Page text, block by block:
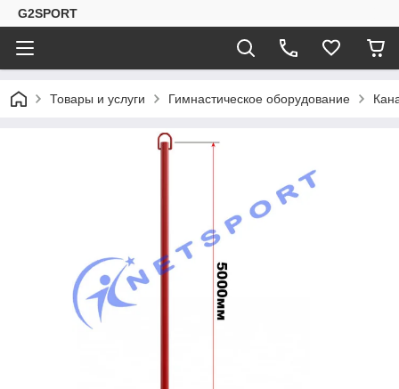
G2SPORT
Товары и услуги Гимнастическое оборудование